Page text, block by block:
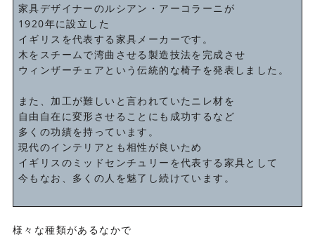
家具デザイナーのルシアン・アーコラーニが
1920年に設立した
イギリスを代表する家具メーカーです。
木をスチームで湾曲させる製造技法を完成させ
ウィンザーチェアという伝統的な椅子を発表しました。
また、加工が難しいと言われていたニレ材を
自由自在に変形させることにも成功するなど
多くの功績を持っています。
現代のインテリアとも相性が良いため
イギリスのミッドセンチュリーを代表する家具として
今もなお、多くの人を魅了し続けています。
様々な種類があるなかで